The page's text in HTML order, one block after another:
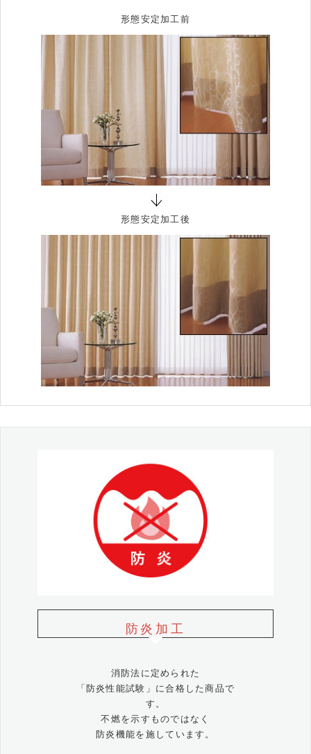
形態安定加工前
形態安定加工後
防炎加工
消防法に定められた
「防炎性能試験」に合格した商品で
す。
不燃を示すものではなく
防炎機能を施しています。